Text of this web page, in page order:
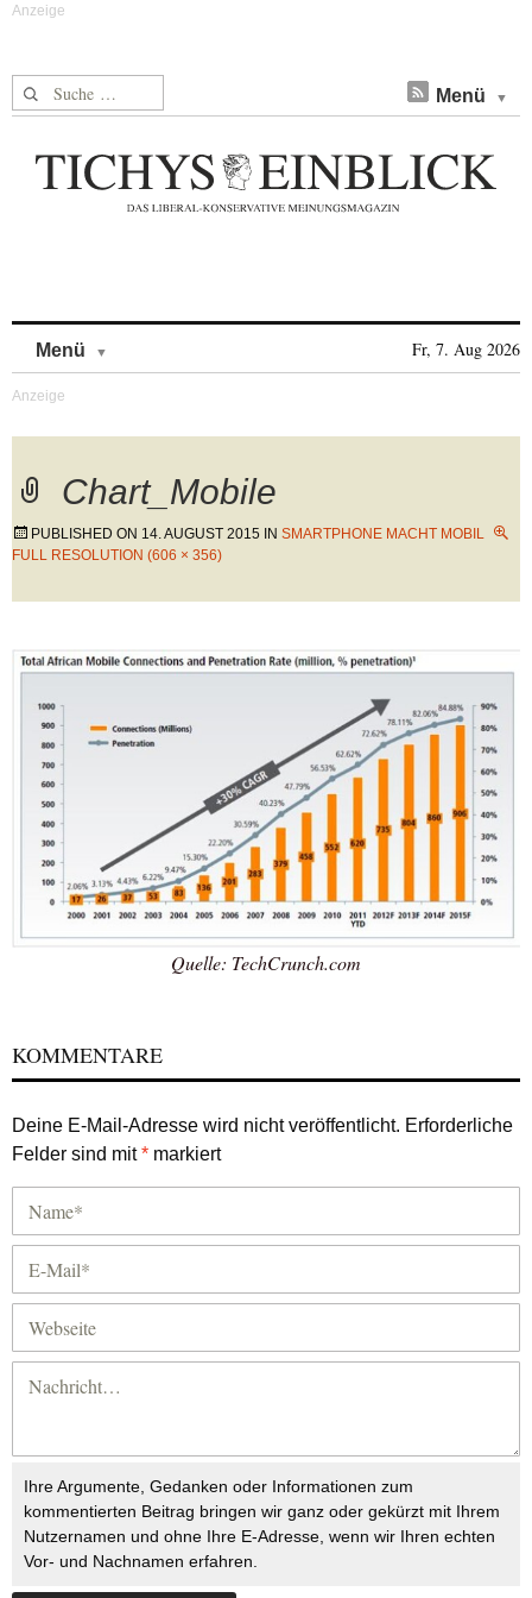
Suche nach: Menü
Menü Fr, 7. Aug 2026
Chart_Mobile
PUBLISHED ON 14. AUGUST 2015 IN SMARTPHONE MACHT MOBIL
FULL RESOLUTION (606 × 356)
Quelle: TechCrunch.com
KOMMENTARE
Deine E-Mail-Adresse wird nicht veröffentlicht. Erforderliche
Felder sind mit* markiert
Ihre Argumente, Gedanken oder Informationen zum
kommentierten Beitrag bringen wir ganz oder gekürzt mit Ihrem
Nutzernamen und ohne Ihre E-Adresse, wenn wir Ihren echten
Vor- und Nachnamen erfahren.